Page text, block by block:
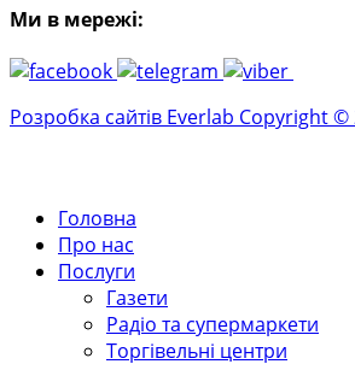
Ми в мережі:
Розробка сайтів Everlab Copyright ©
Головна
Про нас
Послуги
Газети
Радіо та супермаркети
Торгівельні центри